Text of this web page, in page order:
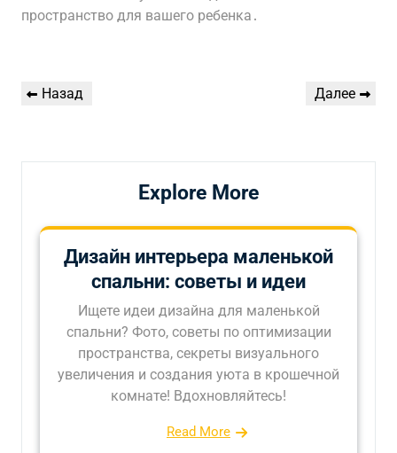
пространство для вашего ребенка․
Навигация
Предыдущая
Назад
Следующая
Далее
Explore More
Дизайн интерьера маленькой
спальни: советы и идеи
Ищете идеи дизайна для маленькой
спальни? Фото, советы по оптимизации
пространства, секреты визуального
увеличения и создания уюта в крошечной
комнате! Вдохновляйтесь!
Read More